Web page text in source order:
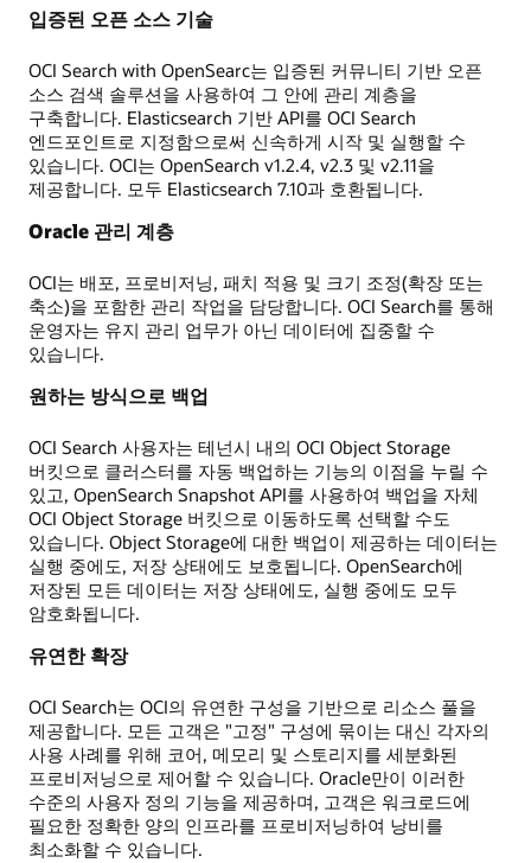
입증된 오픈 소스 기술
OCI Search with OpenSearc는 입증된 커뮤니티 기반 오픈
소스 검색 솔루션을 사용하여 그 안에 관리 계층을
구축합니다. Elasticsearch 기반 API를 OCI Search
엔드포인트로 지정함으로써 신속하게 시작 및 실행할 수
있습니다. OCI는 OpenSearch v1.2.4, v2.3 및 v2.11을
제공합니다. 모두 Elasticsearch 7.10과 호환됩니다.
Oracle 관리 계층
OCI는 배포, 프로비저닝, 패치 적용 및 크기 조정(확장 또는
축소)을 포함한 관리 작업을 담당합니다. OCI Search를 통해
운영자는 유지 관리 업무가 아닌 데이터에 집중할 수
있습니다.
원하는 방식으로 백업
OCI Search 사용자는 테넌시 내의 OCI Object Storage
버킷으로 클러스터를 자동 백업하는 기능의 이점을 누릴 수
있고, OpenSearch Snapshot API를 사용하여 백업을 자체
OCI Object Storage 버킷으로 이동하도록 선택할 수도
있습니다. Object Storage에 대한 백업이 제공하는 데이터는
실행 중에도, 저장 상태에도 보호됩니다. OpenSearch에
저장된 모든 데이터는 저장 상태에도, 실행 중에도 모두
암호화됩니다.
유연한 확장
OCI Search는 OCI의 유연한 구성을 기반으로 리소스 풀을
제공합니다. 모든 고객은 "고정" 구성에 묶이는 대신 각자의
사용 사례를 위해 코어, 메모리 및 스토리지를 세분화된
프로비저닝으로 제어할 수 있습니다. Oracle만이 이러한
수준의 사용자 정의 기능을 제공하며, 고객은 워크로드에
필요한 정확한 양의 인프라를 프로비저닝하여 낭비를
최소화할 수 있습니다.